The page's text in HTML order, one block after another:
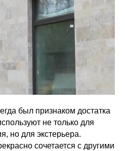
был признаком достатка
не только для
но для экстерьера.
сочетается с другими